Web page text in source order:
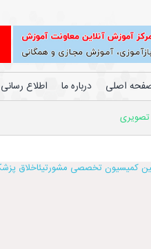
اصلی درباره ما اطلاع رسانی